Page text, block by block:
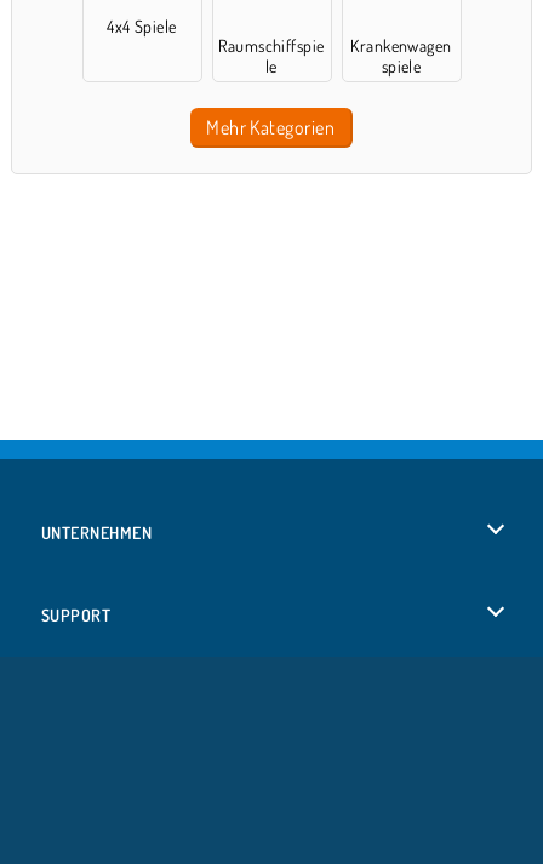
4x4 Spiele
Raumschiffspie
le
Krankenwagen
spiele
Mehr Kategorien
UNTERNEHMEN
SUPPORT